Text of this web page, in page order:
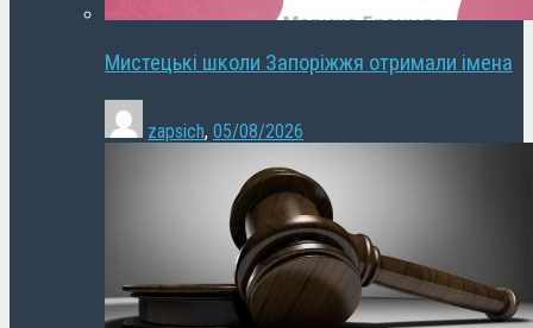
Мистецькі школи Запоріжжя отримали імена
zapsich, 05/08/2026